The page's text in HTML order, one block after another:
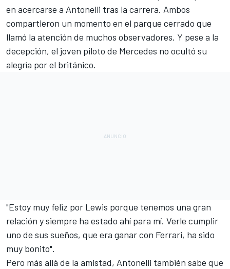
en acercarse a Antonelli tras la carrera. Ambos
compartieron un momento en el parque cerrado que
llamó la atención de muchos observadores. Y pese a la
decepción, el joven piloto de Mercedes no ocultó su
alegría por el británico.
"Estoy muy feliz por Lewis porque tenemos una gran
relación y siempre ha estado ahí para mí. Verle cumplir
uno de sus sueños, que era ganar con Ferrari, ha sido
muy bonito".
Pero más allá de la amistad, Antonelli también sabe que